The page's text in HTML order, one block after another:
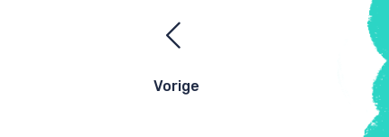
navigatie
Vorige